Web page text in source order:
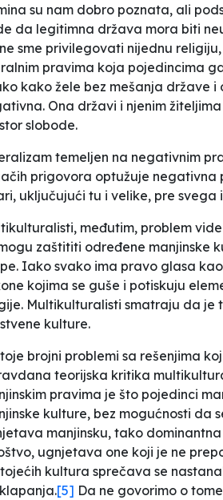
su nam dobro poznata, ali
da legitimna država mora biti
sme privilegovati nijednu
pravima koja pojedincima
kako žele bez mešanja države
Ona državi i njenim
slobode.
temeljen na negativnim
prigovora optužuje
uključujući tu i velike, pre
međutim, problem
zaštititi određene manjinske
Iako svako ima pravo glasa
kojima se guše i potiskuju
Multikulturalisti smatraju da
kulture.
brojni problemi sa rešenjima
teorijska kritika
pravima je što pojedinci
kulture, bez mogućnosti da
manjinsku, tako
ugnjetava one koji je ne
kultura sprečava se
[5] Da ne govorimo o